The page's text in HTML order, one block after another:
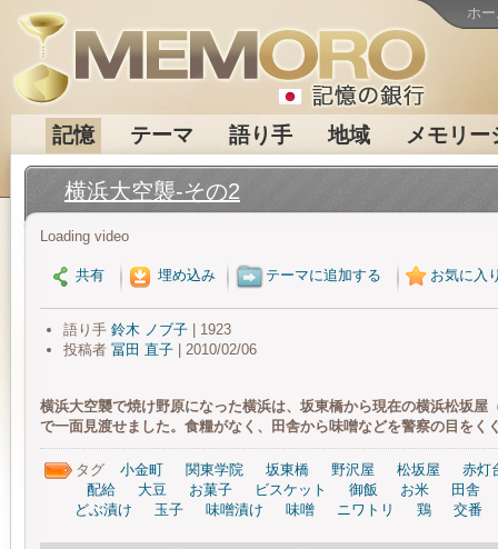
記憶 テーマ 語り手 地域 メモリー
ホ
横浜大空襲-その2
Loading video
共有 埋め込み テーマに追加する お気に入
語り手 鈴木 ノブ子| 1923
投稿者 冨田 直子| 2010/02/06
横浜大空襲で焼け野原になった横浜は、坂東橋から現在の横浜松坂屋
で一面見渡せました。食糧がなく、田舎から味噌などを警察の目をく
タグ 小金町 関東学院 坂東橋 野沢屋 松坂屋
赤灯
配給
大豆 お菓子 ビスケット 御飯 お米
田舎
どぶ漬け
玉子 味噌漬け 味噌 ニワトリ 鶏 交番